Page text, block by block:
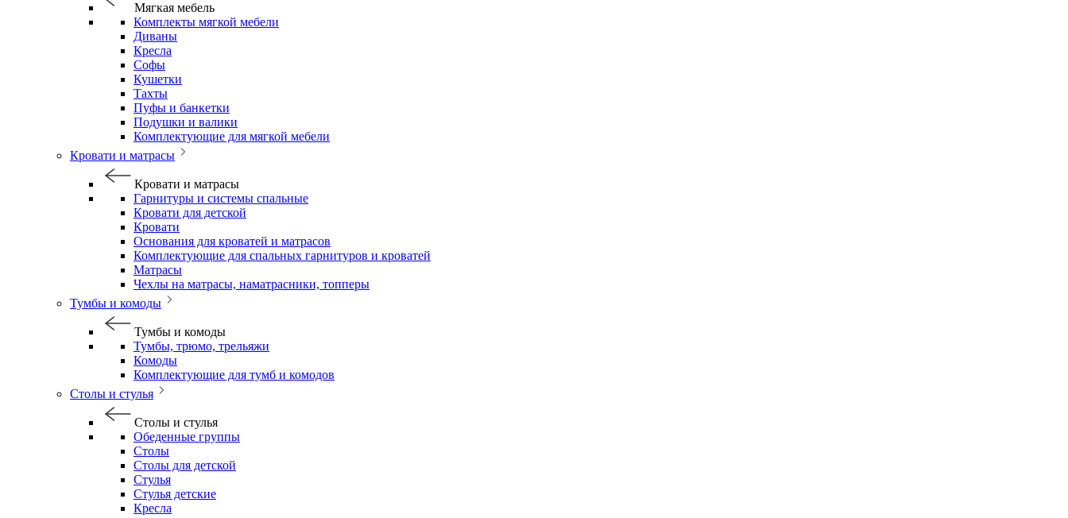
Мягкая мебель
Комплекты мягкой мебели
Диваны
Кресла
Софы
Кушетки
Тахты
Пуфы и банкетки
Подушки и валики
Комплектующие для мягкой мебели
Кровати и матрасы
Кровати и матрасы
Гарнитуры и системы спальные
Кровати для детской
Кровати
Основания для кроватей и матрасов
Комплектующие для спальных гарнитуров и кроватей
Матрасы
Чехлы на матрасы, наматрасники, топперы
Тумбы и комоды
Тумбы и комоды
Тумбы, трюмо, трельяжи
Комоды
Комплектующие для тумб и комодов
Столы и стулья
Столы и стулья
Обеденные группы
Столы
Столы для детской
Стулья
Стулья детские
Кресла